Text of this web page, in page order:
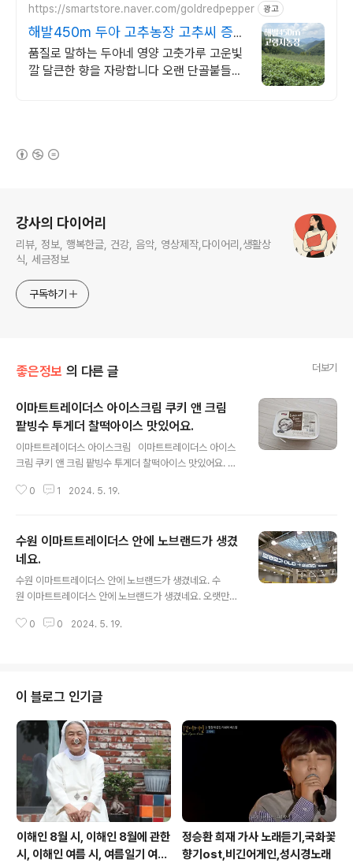
https://smartstore.naver.com/goldredpepper 광고
해발450m 두아 고추농장 고추씨 증
정!
품질로 말하는 두아네 영양 고춧가루 고운빛
깔 달큰한 향을 자랑합니다 오랜 단골붙들과
강사의 다이어리
리뷰, 정보, 행복한글, 건강, 음악, 영상제작,다이어리,생활상
식, 세금정보
구독하기
좋은정보 의 다른 글 더보기
이마트트레이더스 아이스크림 쿠키 앤 크림
팥빙수 투게더 찰떡아이스 맛있어요.
이마트트레이더스 아이스크림 이마트트레이더스 아이스
크림 쿠키 앤 크림 팥빙수 투게더 찰떡아이스 맛있어요. 날
스 간 김에 아이스크림사가지고 왔어요. 아래에 아이스크
도 너무 맛있어요.다음에는 요것을 사야겠어요. 쫀득 쫀
득 이마트트레이더스에서 이것 저것 다 사고남은 시간에
먹은 콤비네이션 피자!!!피자 중에서 우리집 식구들이 제일
좋아하는피자라고 할 수 있죠. 남는 피자는 집에와서 오븐
트레이더스 안에 노브랜드가 생겼네요. 수원 이마트트레이
0 1 2024. 5. 19.
수원 이마트트레이더스 안에 노브랜드가 생겼
네요.
수원 이마트트레이더스 안에 노브랜드가 생겼네요. 수
원 이마트트레이더스 안에 노브랜드가 생겼네요. 오랫만에
트트레이더스 2층에 노브랜드샵이생겼다는 것을 알게되었
살고 있는 분들에게는 희소식 노브랜드가 생겨서 너무좋을
것 같네요. 저도 가끔 방문하려고요.
..
0 0 2024. 5. 19.
이 블로그 인기글
이해인 8월 시, 이해인 8월에 관한
시, 이해인 여름 시, 여름일기 여름
정승환 희재 가사 노래듣기,국화꽃
향기ost,비긴어게인,성시경노래